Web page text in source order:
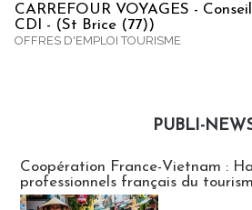
CARREFOUR VOYAGES -
CDI - (St Brice (77))
OFFRES D'EMPLOI TOURISME
PUBLI-
Coopération France-Vietnam :
professionnels français du